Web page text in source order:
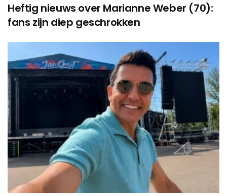
Heftig nieuws over Marianne Weber (70):
fans zijn diep geschrokken